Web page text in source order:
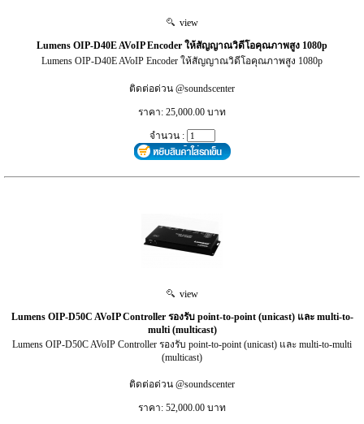
view
Lumens OIP-D40E AVoIP Encoder ให้สัญญาณวิดีโอคุณภาพสูง 1080p
Lumens OIP-D40E AVoIP Encoder ให้สัญญาณวิดีโอคุณภาพสูง 1080p
ติดต่อด่วน @soundscenter
ราคา: 25,000.00 บาท
จำนวน :
view
Lumens OIP-D50C AVoIP Controller รองรับ point-to-point (unicast) และ multi-to-
multi (multicast)
Lumens OIP-D50C AVoIP Controller รองรับ point-to-point (unicast) และ multi-to-multi
(multicast)
ติดต่อด่วน @soundscenter
ราคา: 52,000.00 บาท